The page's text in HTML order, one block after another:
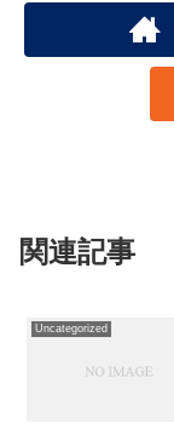
関連記事
Uncategorized